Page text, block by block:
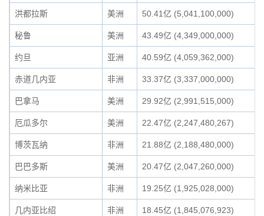
洪都拉斯 美洲 50.41亿 (5,041,100,000)
秘鲁 美洲 43.49亿 (4,349,000,000)
约旦 亚洲 40.59亿 (4,059,362,000)
赤道几内亚 非洲 33.37亿 (3,337,000,000)
巴拿马 美洲 29.92亿 (2,991,515,000)
厄瓜多尔 美洲 22.47亿 (2,247,480,267)
博茨瓦纳 非洲 21.88亿 (2,188,480,000)
巴巴多斯 美洲 20.47亿 (2,047,260,000)
纳米比亚 非洲 19.25亿 (1,925,028,000)
几内亚比绍 非洲 18.45亿 (1,845,076,923)